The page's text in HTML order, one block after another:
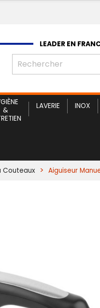
LEADER EN
&
LAVERIE INOX
Couteaux Aiguiseur